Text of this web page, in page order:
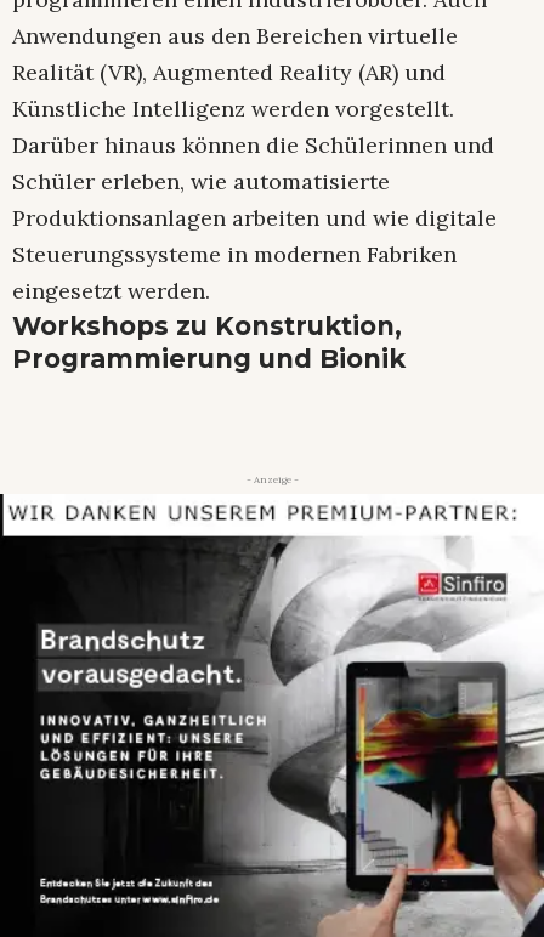
Anwendungen aus den Bereichen virtuelle
Realität (VR), Augmented Reality (AR) und
Künstliche Intelligenz werden vorgestellt.
Darüber hinaus können die Schülerinnen und
Schüler erleben, wie automatisierte
Produktionsanlagen arbeiten und wie digitale
Steuerungssysteme in modernen Fabriken
eingesetzt werden.
Workshops zu Konstruktion,
Programmierung und Bionik
- Anzeige -